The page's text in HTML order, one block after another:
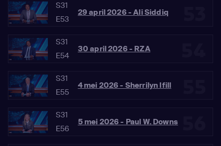
S31
E53
29 april 2026 - Ali Siddiq
S31
E54
30 april 2026 - RZA
S31
E55
4 mei 2026 - Sherrilyn Ifill
S31
E56
5 mei 2026 - Paul W. Downs